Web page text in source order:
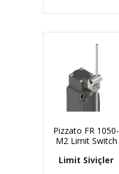
Pizzato FR 1050-
M2 Limit Switch
Limit Siviçler